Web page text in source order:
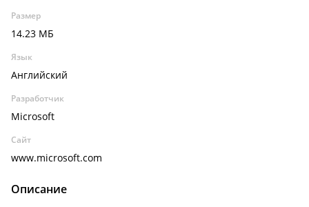
Размер
14.23 МБ
Язык
Английский
Разработчик
Microsoft
Сайт
www.microsoft.com
Описание